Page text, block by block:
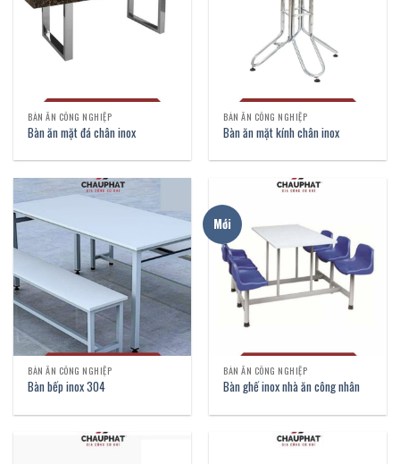
BÀN ĂN CÔNG NGHIỆP
Bàn ăn mặt đá chân inox
BÀN ĂN CÔNG NGHIỆP
Bàn ăn mặt kính chân inox
BÀN ĂN CÔNG NGHIỆP
Bàn bếp inox 304
Mới
BÀN ĂN CÔNG NGHIỆP
Bàn ghế inox nhà ăn công nhân